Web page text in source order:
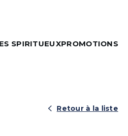
SPIRITUEUXPROMOTIONS
Retour à la liste